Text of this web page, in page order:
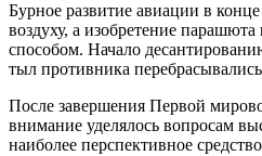
Бурное развитие авиации в
воздуху, а изобретение
способом. Начало
тыл противника
После завершения Первой
внимание уделялось вопросам
наиболее перспективное